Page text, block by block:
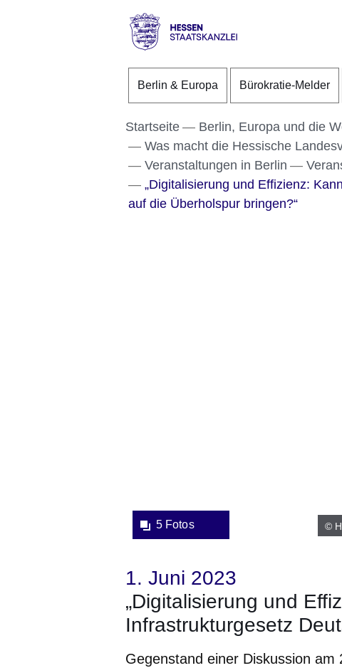
Direkt zum Kopf der Seite
Direkt zum Inhalt
Direkt zum Fuß der Seite
Staatskanzlei
Berlin & Europa Bürokratie-Melder
Startseite Berlin, Europa und die
Was macht die Hessische
Veranstaltungen in Berlin
„Digitalisierung und Effizienz:
auf die Überholspur bringen?“
5 Fotos ©
1. Juni 2023
„Digitalisierung und
Infrastrukturgesetz
Gegenstand einer Diskussion